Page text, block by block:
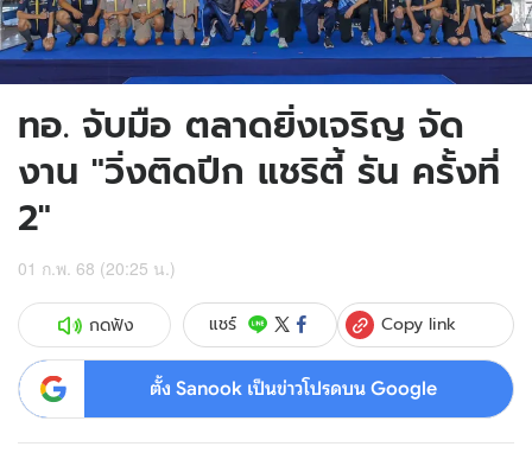
ทอ. จับมือ ตลาดยิ่งเจริญ จัด
งาน "วิ่งติดปีก แชริตี้ รัน ครั้งที่
2"
01 ก.พ. 68 (20:25 น.)
กดฟัง แชร์ Copy link
ตั้ง Sanook เป็นข่าวโปรดบน Google